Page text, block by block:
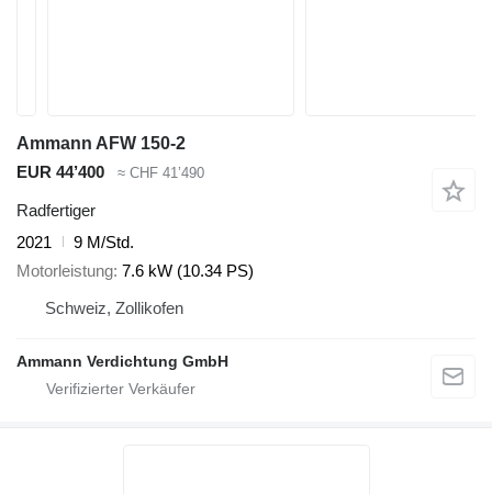
Ammann AFW 150-2
EUR 44’400
≈ CHF 41’490
Radfertiger
2021
9 M/Std.
Motorleistung 7.6 kW (10.34 PS)
Schweiz, Zollikofen
Ammann Verdichtung GmbH